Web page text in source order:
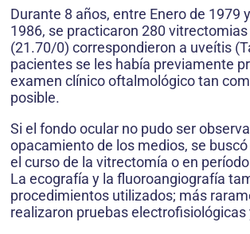
Durante 8 años, entre Enero de 1979
1986, se practicaron 280 vitrectomias
(21.70/0) correspondieron a uveítis
pacientes se les había previamente
examen clínico oftalmológico tan
posible.
Si el fondo ocular no pudo ser
opacamiento de los medios, se
el curso de la vitrectomía o en
La ecografía y la fluoroangiografía
procedimientos utilizados; más
realizaron pruebas